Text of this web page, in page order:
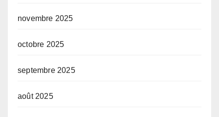
novembre 2025
octobre 2025
septembre 2025
août 2025